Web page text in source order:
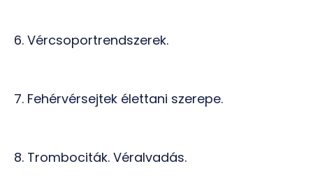
6. Vércsoportrendszerek.
7. Fehérvérsejtek élettani szerepe.
8. Trombociták. Véralvadás.